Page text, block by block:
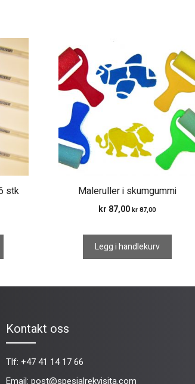
stk Maleruller i skumgummi
kr 87,00 kr 87,00
Legg i handlekurv
Kontakt oss
Tlf: +47 41 14 17 66
Email: post@spesialrekvisita.com